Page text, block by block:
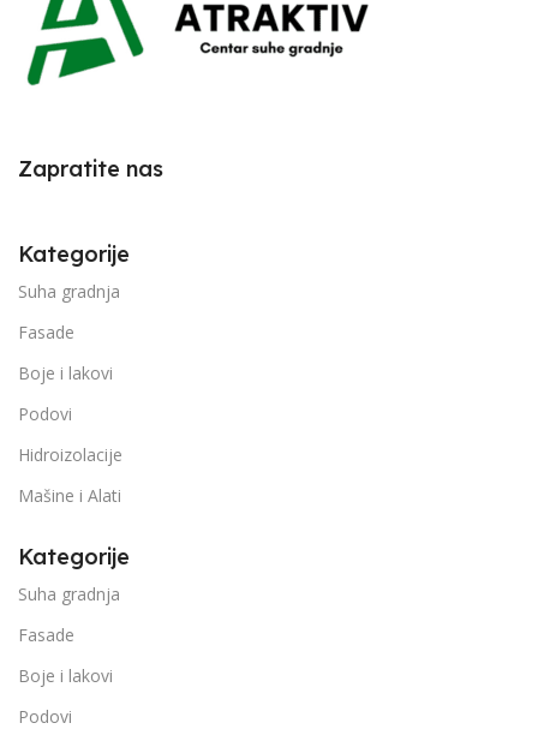
Zapratite nas
Kategorije
Suha gradnja
Fasade
Boje i lakovi
Podovi
Hidroizolacije
Mašine i Alati
Kategorije
Suha gradnja
Fasade
Boje i lakovi
Podovi